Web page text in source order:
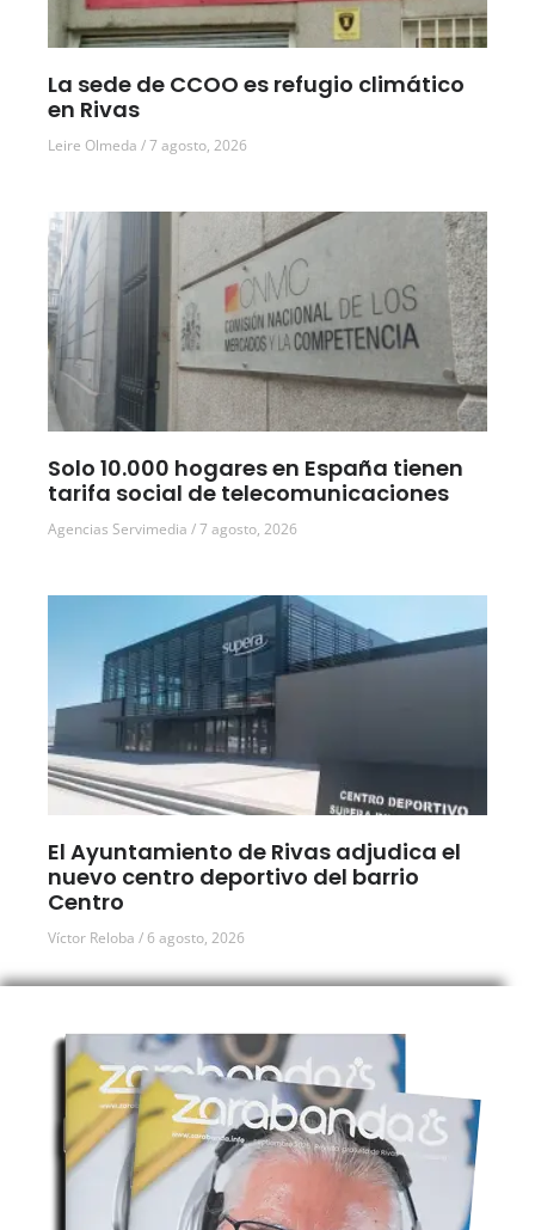
La sede de CCOO es refugio climático
en Rivas
Leire Olmeda 7 agosto, 2026
Solo 10.000 hogares en España tienen
tarifa social de telecomunicaciones
Agencias Servimedia 7 agosto, 2026
El Ayuntamiento de Rivas adjudica el
nuevo centro deportivo del barrio
Centro
Víctor Reloba 6 agosto, 2026